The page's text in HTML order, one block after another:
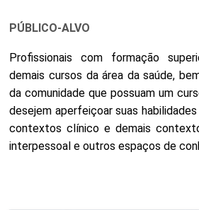
PÚBLICO-ALVO
Profissionais com formação
demais cursos da área da saúde,
da comunidade que possuam um
desejem aperfeiçoar suas
contextos clínico e demais
interpessoal e outros espaços de